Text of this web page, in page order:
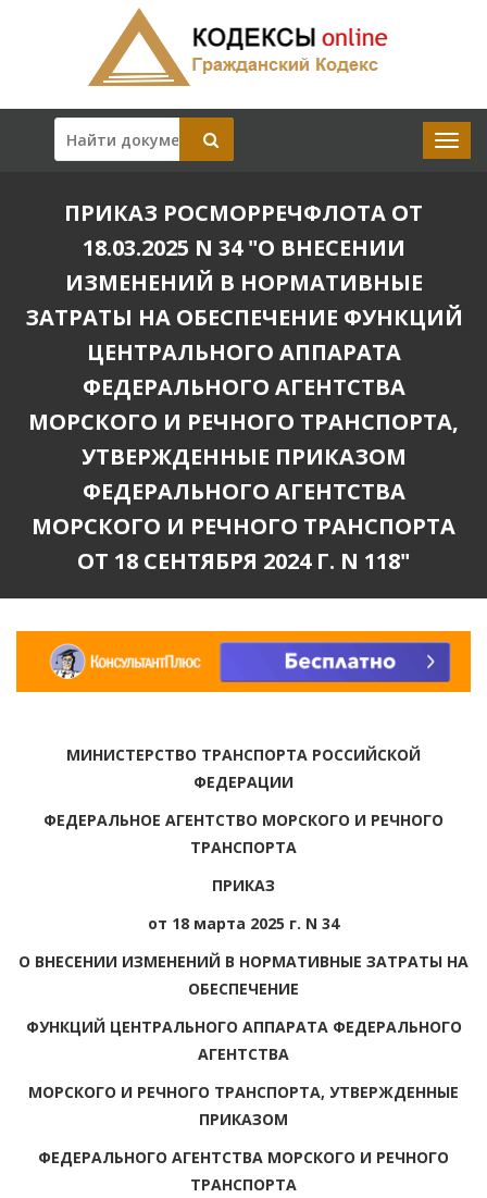
ПРИКАЗ РОСМОРРЕЧФЛОТА ОТ
18.03.2025 N 34 "О ВНЕСЕНИИ
ИЗМЕНЕНИЙ В НОРМАТИВНЫЕ
ЗАТРАТЫ НА ОБЕСПЕЧЕНИЕ ФУНКЦИЙ
ЦЕНТРАЛЬНОГО АППАРАТА
ФЕДЕРАЛЬНОГО АГЕНТСТВА
МОРСКОГО И РЕЧНОГО ТРАНСПОРТА,
УТВЕРЖДЕННЫЕ ПРИКАЗОМ
ФЕДЕРАЛЬНОГО АГЕНТСТВА
МОРСКОГО И РЕЧНОГО ТРАНСПОРТА
ОТ 18 СЕНТЯБРЯ 2024 Г. N 118"
МИНИСТЕРСТВО ТРАНСПОРТА РОССИЙСКОЙ
ФЕДЕРАЦИИ
ФЕДЕРАЛЬНОЕ АГЕНТСТВО МОРСКОГО И РЕЧНОГО
ТРАНСПОРТА
ПРИКАЗ
от 18 марта 2025 г. N 34
О ВНЕСЕНИИ ИЗМЕНЕНИЙ В НОРМАТИВНЫЕ ЗАТРАТЫ НА
ОБЕСПЕЧЕНИЕ
ФУНКЦИЙ ЦЕНТРАЛЬНОГО АППАРАТА ФЕДЕРАЛЬНОГО
АГЕНТСТВА
МОРСКОГО И РЕЧНОГО ТРАНСПОРТА, УТВЕРЖДЕННЫЕ
ПРИКАЗОМ
ФЕДЕРАЛЬНОГО АГЕНТСТВА МОРСКОГО И РЕЧНОГО
ТРАНСПОРТА